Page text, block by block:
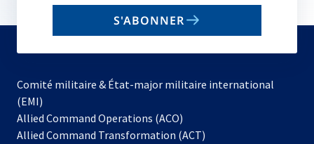
email
S'ABONNER
Comité militaire & État-major militaire international
(EMI)
Allied Command Operations (ACO)
dans
Allied Command Transformation (ACT)